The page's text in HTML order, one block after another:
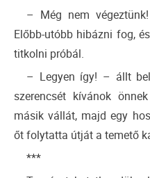
– Még nem
Előbb-utóbb hibázni fog,
titkolni próbál.
– Legyen így! – állt
szerencsét kívánok
másik vállát, majd egy
őt folytatta útját a temető
***